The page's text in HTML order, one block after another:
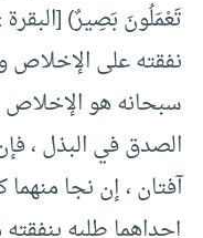
نفقته على الإخلاص
سبحانه هو الإخلاص
الصدق في البذل ،
آفتان ، إن نجا